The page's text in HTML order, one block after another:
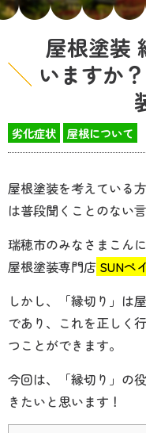
屋根塗装
いますか
劣化症状 屋根について
屋根塗装を考えている
は普段聞くことのない
瑞穂市のみなさまこん
屋根塗装専門店 SUNペ
しかし、「縁切り」は
であり、これを正しく
つことができます。
今回は、「縁切り」の
きたいと思います！